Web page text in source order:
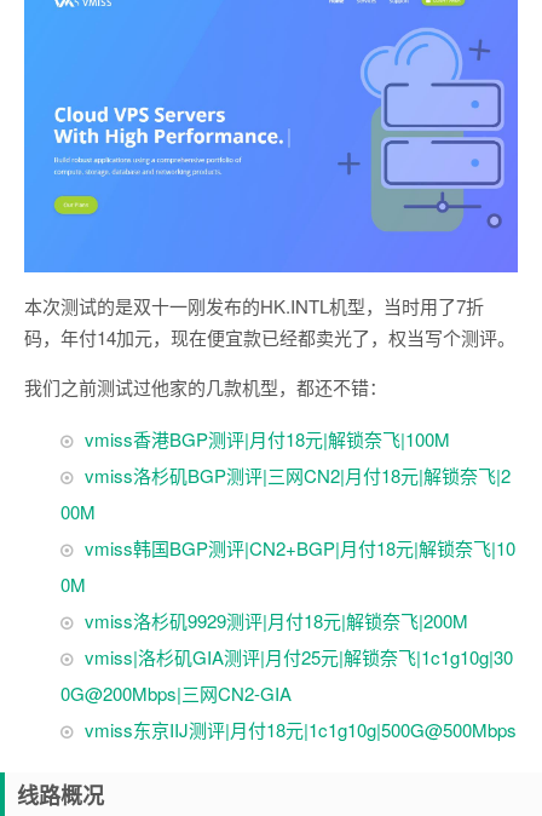
本次测试的是双十一刚发布的HK.INTL机型，当时用了7折
码，年付14加元，现在便宜款已经都卖光了，权当写个测评。
我们之前测试过他家的几款机型，都还不错：
vmiss香港BGP测评|月付18元|解锁奈飞|100M
vmiss洛杉矶BGP测评|三网CN2|月付18元|解锁奈飞|2
00M
vmiss韩国BGP测评|CN2+BGP|月付18元|解锁奈飞|10
0M
vmiss洛杉矶9929测评|月付18元|解锁奈飞|200M
vmiss|洛杉矶GIA测评|月付25元|解锁奈飞|1c1g10g|30
0G@200Mbps|三网CN2-GIA
vmiss东京IIJ测评|月付18元|1c1g10g|500G@500Mbps
线路概况